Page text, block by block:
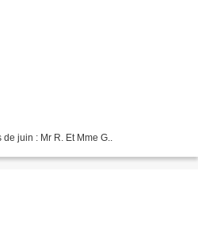
juin : Mr R. Et Mme G..